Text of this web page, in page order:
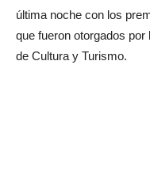
última noche con los
que fueron otorgados
de Cultura y Turismo.